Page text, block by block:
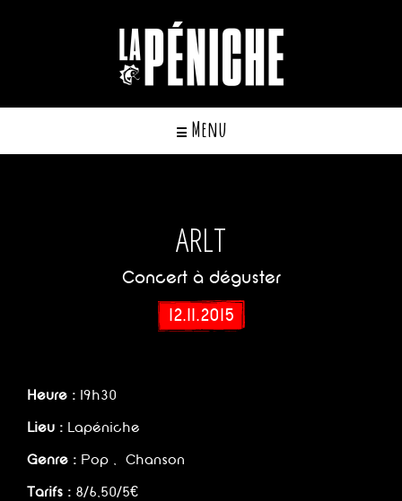
☰ Menu
ARLT
Concert à déguster
12.11.2015
Heure : 19h30
Lieu : Lapéniche
Genre : Pop , Chanson
Tarifs : 8/6,50/5€